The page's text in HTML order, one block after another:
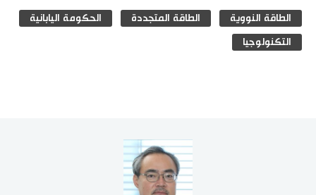
الطاقة النووية الطاقة المتجددة الحكومة اليابانية
التكنولوجيا